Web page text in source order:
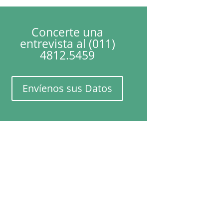
Concerte una
entrevista al (011)
4812.5459
Envíenos sus Datos